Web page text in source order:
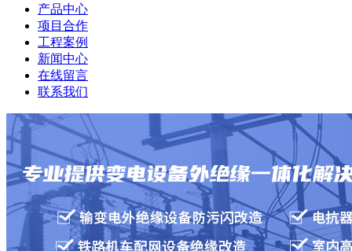
产品中心
项目合作
工程案例
新闻中心
在线留言
联系我们